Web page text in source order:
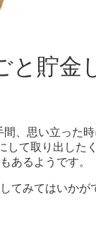
と貯金
、思い立った
して取り出した
あるようです。
てみてはいかが